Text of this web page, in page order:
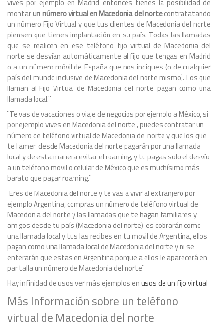
vives por ejemplo en Madrid entonces tienes la posibilidad de
montarun número virtual en Macedonia del nortecontratatando
un número Fijo Virtual y que tus clientes de Macedonia del norte
piensen que tienes implantación en su país. Todas las llamadas
que se realicen en ese teléfono fijo virtual de Macedonia del
norte se desvían automáticamente al fijo que tengas en Madrid
o a un número móvil de España que nos indiques (o de cualquier
país del mundo inclusive de Macedonia del norte mismo). Los que
llaman al Fijo Virtual de Macedonia del norte pagan como una
llamada local.¨
¨Te vas de vacaciones o viaje de negocios por ejemplo a México, si
por ejemplo vives en Macedonia del norte , puedes contratar un
número de teléfono virtual de Macedonia del norte y que los que
te llamen desde Macedonia del norte pagarán por una llamada
local y de esta manera evitar el roaming, y tu pagas solo el desvío
a un teléfono movil o celular de México que es muchísimo más
barato que pagar roaming.¨
¨Eres de Macedonia del norte y te vas a vivir al extranjero por
ejemplo Argentina, compras un número de teléfono virtual de
Macedonia del norte y las llamadas que te hagan familiares y
amigos desde tu país (Macedonia del norte) les cobrarán como
una llamada local y tus las recibes en tu movil de Argentina, ellos
pagan como una llamada local de Macedonia del norte y ni se
enterarán que estas en Argentina porque a ellos le aparecerá en
pantalla un número de Macedonia del norte¨
Hay infinidad de usos ver más ejemplos enusos de un fijo virtual
Más Información sobre un teléfono
virtual de Macedonia del norte